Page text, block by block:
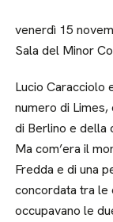
venerdì 15
Sala del Minor
Lucio Caracciolo
numero di
di Berlino e della
Ma com’era il
Fredda e di una
concordata tra le
occupavano le